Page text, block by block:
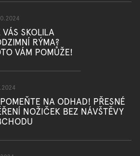
VÁS SKOLILA
RÝMA?
VÁM POMŮŽE!
NA ODHAD! PŘESNÉ
NOŽIČEK BEZ NÁVŠTĚVY